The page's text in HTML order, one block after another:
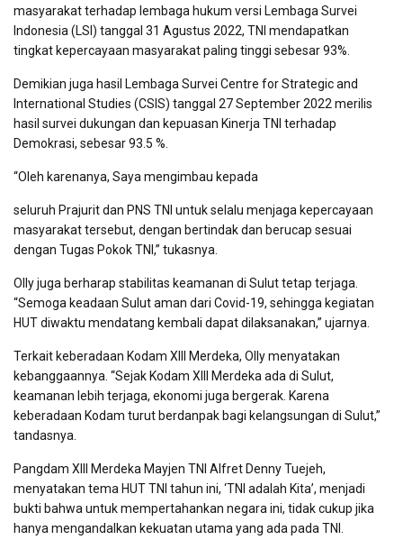
masyarakat terhadap lembaga hukum versi Lembaga Survei
Indonesia (LSI) tanggal 31 Agustus 2022, TNI mendapatkan
tingkat kepercayaan masyarakat paling tinggi sebesar 93%.
Demikian juga hasil Lembaga Survei Centre for Strategic and
International Studies (CSIS) tanggal 27 September 2022 merilis
hasil survei dukungan dan kepuasan Kinerja TNI terhadap
Demokrasi, sebesar 93.5 %.
“Oleh karenanya, Saya mengimbau kepada
seluruh Prajurit dan PNS TNI untuk selalu menjaga kepercayaan
masyarakat tersebut, dengan bertindak dan berucap sesuai
dengan Tugas Pokok TNI,” tukasnya.
Olly juga berharap stabilitas keamanan di Sulut tetap terjaga.
“Semoga keadaan Sulut aman dari Covid-19, sehingga kegiatan
HUT diwaktu mendatang kembali dapat dilaksanakan,” ujarnya.
Terkait keberadaan Kodam XIII Merdeka, Olly menyatakan
kebanggaannya. “Sejak Kodam XIII Merdeka ada di Sulut,
keamanan lebih terjaga, ekonomi juga bergerak. Karena
keberadaan Kodam turut berdanpak bagi kelangsungan di Sulut,”
tandasnya.
Pangdam XIII Merdeka Mayjen TNI Alfret Denny Tuejeh,
menyatakan tema HUT TNI tahun ini, ‘TNI adalah Kita’, menjadi
bukti bahwa untuk mempertahankan negara ini, tidak cukup jika
hanya mengandalkan kekuatan utama yang ada pada TNI.